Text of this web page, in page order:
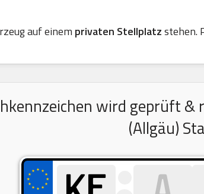
auf einem privaten Stellplatzstehen.
wird geprüft
(Allgäu)